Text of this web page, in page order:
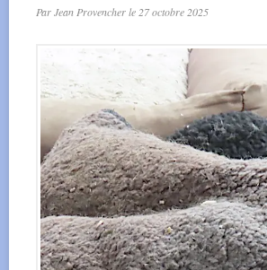
Par Jean Provencher le 27 octobre 2025